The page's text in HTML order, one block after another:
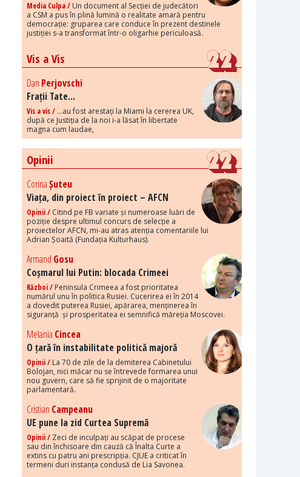
Media Culpa / Un document al Secției de judecători
a CSM a pus în plină lumină o realitate amară pentru
democrație: gruparea care conduce în prezent destinele
justiției s-a transformat într-o oligarhie periculoasă.
Vis a Vis
Dan Perjovschi
Frații Tate...
Vis a vis / ...au fost arestați la Miami la cererea UK,
după ce Justiția de la noi i-a lăsat în libertate
magna cum laudae,
Opinii
CorinaȘuteu
Viața, din proiect în proiect – AFCN
Opinii / Citind pe FB variate și numeroase luări de
poziție despre ultimul concurs de selecție a
proiectelor AFCN, mi-au atras atenția comentariile lui
Adrian Șoaită (Fundația Kulturhaus).
Armand Gosu
Coșmarul lui Putin: blocada Crimeei
Război / Peninsula Crimeea a fost prioritatea
numărul unu în politica Rusiei. Cucerirea ei în 2014
a dovedit puterea Rusiei, apărarea, menținerea în
siguranță și prosperitatea ei semnifică măreția Moscovei.
Melania Cincea
O țară în instabilitate politică majoră
Opinii / La 70 de zile de la demiterea Cabinetului
Bolojan, nici măcar nu se întrevede formarea unui
nou guvern, care să fie sprijinit de o majoritate
parlamentară.
Cristian Campeanu
UE pune la zid Curtea Supremă
Opinii / Zeci de inculpați au scăpat de procese
sau din închisoare din cauză că Înalta Curte a
extins cu patru ani prescripția. CJUE a criticat în
termeni duri instanța condusă de Lia Savonea.